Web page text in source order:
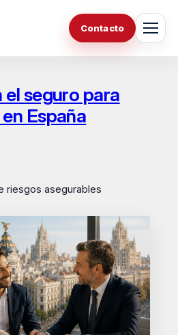
Contacto
el seguro para
España
riesgos asegurables